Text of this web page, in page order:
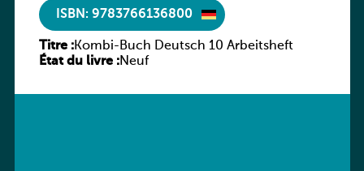
ISBN: 9783766136800
Titre :Kombi-Buch Deutsch 10 Arbeitsheft
État du livre :Neuf